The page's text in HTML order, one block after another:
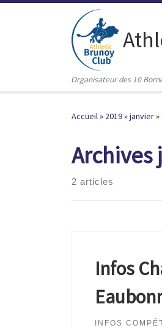
Passer au contenu
Organisateur des 10
Accueil» 2019»janvier»
Archives
2 articles
Infos
INFOS